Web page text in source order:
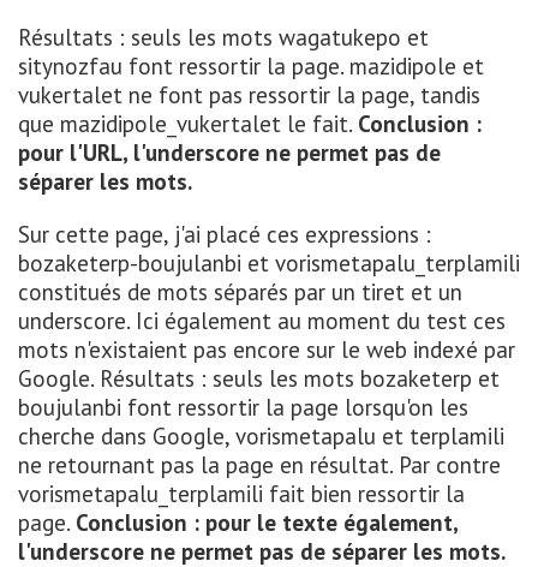
Résultats : seuls les mots wagatukepo et
sitynozfau font ressortir la page. mazidipole et
vukertalet ne font pas ressortir la page, tandis
que mazidipole_vukertalet le fait. Conclusion :
pour l'URL, l'underscore ne permet pas de
séparer les mots.
Sur cette page, j'ai placé ces expressions :
bozaketerp-boujulanbi et vorismetapalu_terplamili
constitués de mots séparés par un tiret et un
underscore. Ici également au moment du test ces
mots n'existaient pas encore sur le web indexé par
Google. Résultats : seuls les mots bozaketerp et
boujulanbi font ressortir la page lorsqu'on les
cherche dans Google, vorismetapalu et terplamili
ne retournant pas la page en résultat. Par contre
vorismetapalu_terplamili fait bien ressortir la
page. Conclusion : pour le texte également,
l'underscore ne permet pas de séparer les mots.